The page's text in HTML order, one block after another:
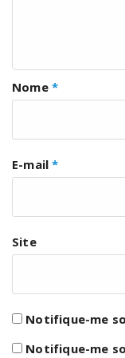
Nome *
E-mail*
Site
Notifique-me
Notifique-me